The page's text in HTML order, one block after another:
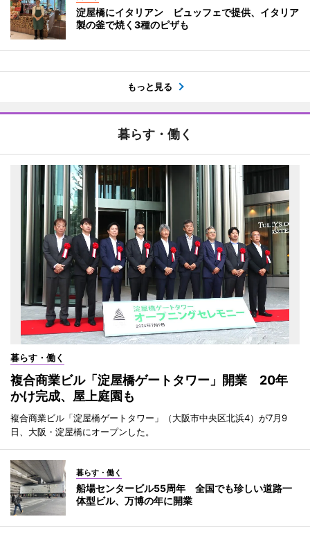
淀屋橋にイタリアン ビュッフェで提供、イタリア
製の釜で焼く3種のピザも
もっと見る
暮らす・働く
暮らす・働く
複合商業ビル「淀屋橋ゲートタワー」開業 20年
かけ完成、屋上庭園も
複合商業ビル「淀屋橋ゲートタワー」（大阪市中央区北浜4）が7月9
日、大阪・淀屋橋にオープンした。
暮らす・働く
船場センタービル55周年 全国でも珍しい道路一
体型ビル、万博の年に開業